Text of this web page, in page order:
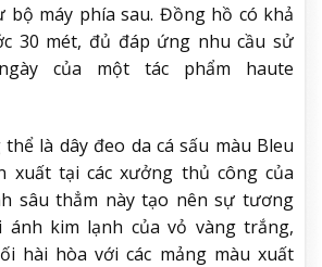
bộ máy phía sau. Đồng hồ có khả
30 mét, đủ đáp ứng nhu cầu sử
của một tác phẩm haute
là dây đeo da cá sấu màu Bleu
xuất tại các xưởng thủ công của
sâu thẳm này tạo nên sự tương
kim lạnh của vỏ vàng trắng,
hài hòa với các mảng màu xuất